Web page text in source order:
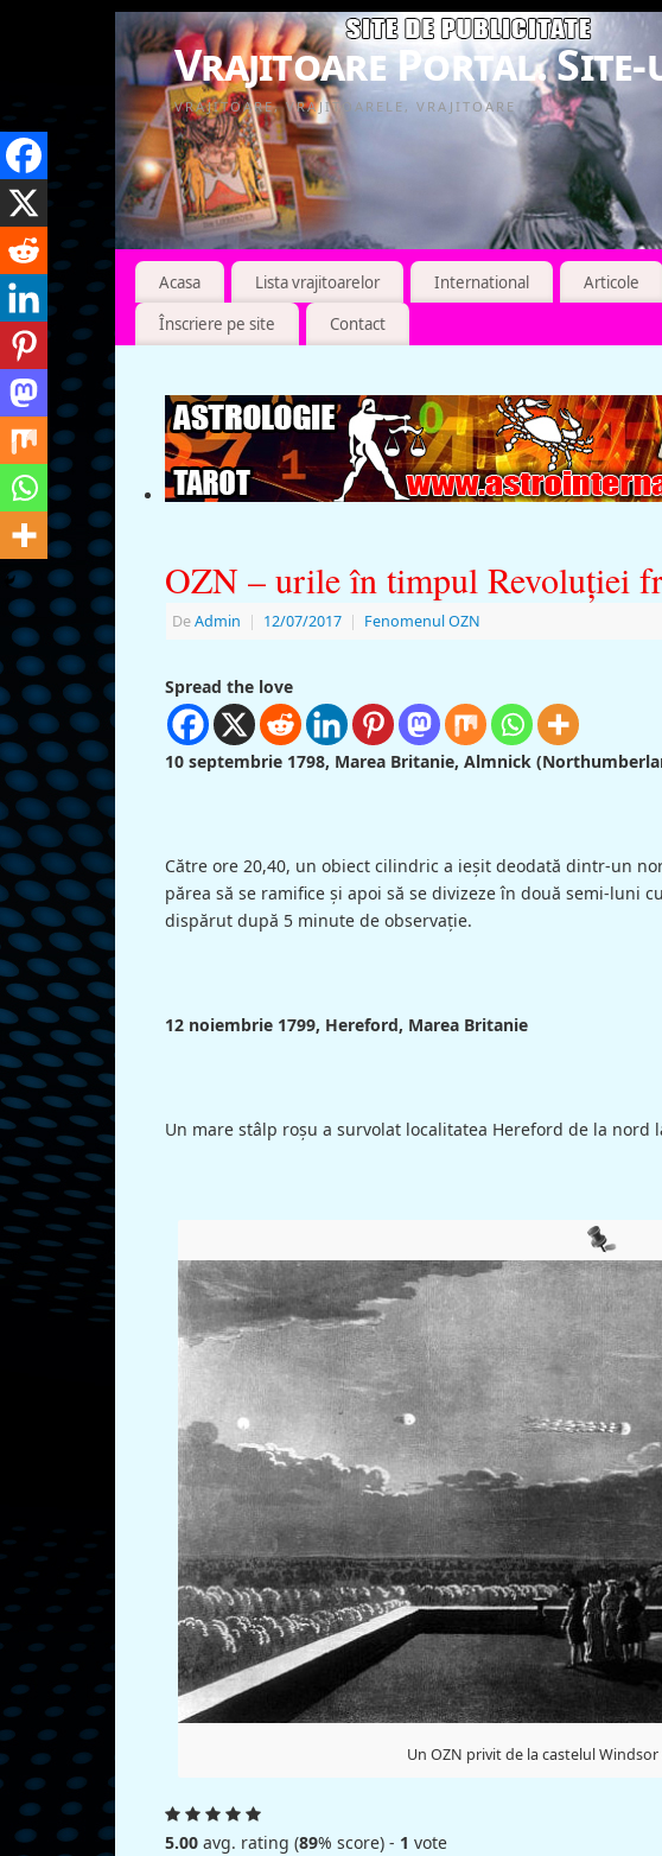
Vrajitoare Portal.
VRAJITOARE, VRAJITOARELE, VRAJITOARE
Acasa Lista vrajitoarelor International Articole
Înscriere pe site
Contact
OZN – urile în timpul Revoluţiei
DeAdmin | 12/07/2017 | Fenomenul OZN
Spread the love
10 septembrie 1798, Marea Britanie, Almnick
Către ore 20,40, un obiect cilindric a ieşit deodată dintr-un
părea să se ramifice şi apoi să se divizeze în două semi-luni
dispărut după 5 minute de observaţie.
12 noiembrie 1799, Hereford, Marea Britanie
Un mare stâlp roşu a survolat localitatea Hereford de la nord
Un OZN privit de la castelul
5.00 avg. rating (89% score) - 1 vote